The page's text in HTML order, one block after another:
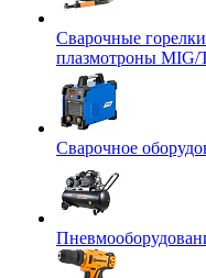
Сварочные
плазмотроны
Сварочное